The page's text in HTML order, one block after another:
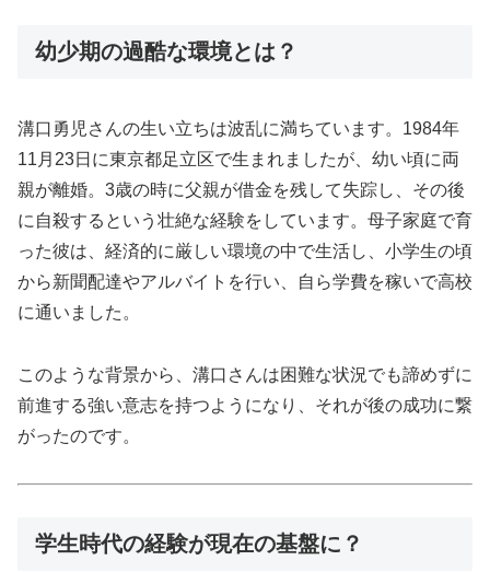
幼少期の過酷な環境とは？
溝口勇児さんの生い立ちは波乱に満ちています。1984年
11月23日に東京都足立区で生まれましたが、幼い頃に両
親が離婚。3歳の時に父親が借金を残して失踪し、その後
に自殺するという壮絶な経験をしています。母子家庭で育
った彼は、経済的に厳しい環境の中で生活し、小学生の頃
から新聞配達やアルバイトを行い、自ら学費を稼いで高校
に通いました。
このような背景から、溝口さんは困難な状況でも諦めずに
前進する強い意志を持つようになり、それが後の成功に繋
がったのです。
学生時代の経験が現在の基盤に？